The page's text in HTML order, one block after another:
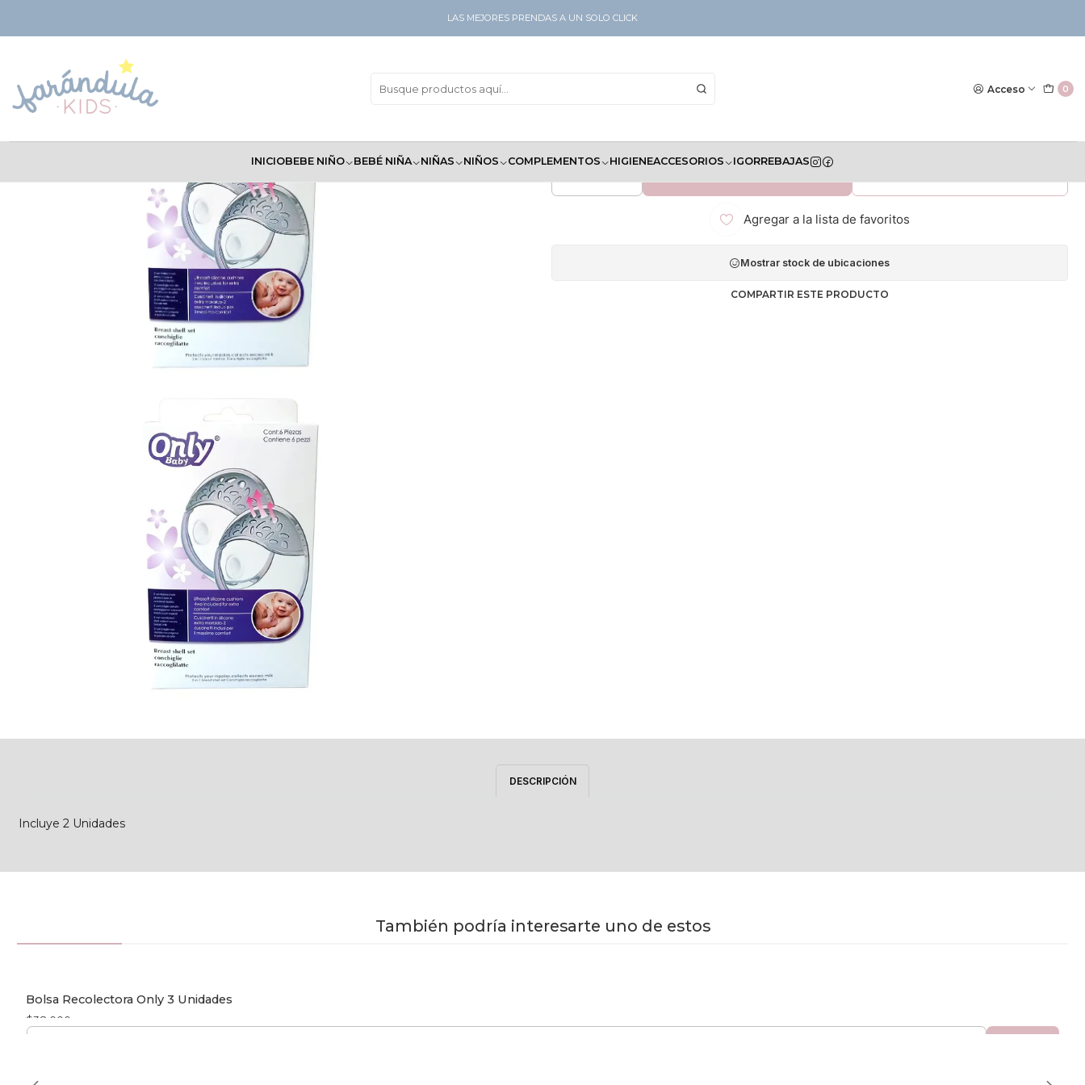
Acceso 0
INICIOBEBE NIÑO BEBÉ NIÑA NIÑAS NIÑOS COMPLEMENTOS HIGIENEACCESORIOS IGORREBAJAS
LAS MEJORES PRENDAS A UN SOLO CLICK
Conchas Recolectoras Only
Conchas Recolectoras Only
Cantidad
Agregar a la lista de favoritos
Mostrar stock de ubicaciones
COMPARTIR ESTE PRODUCTO
DESCRIPCIÓN
Incluye 2 Unidades
También podría interesarte uno de estos
Bolsa Recolectora Only 3 Unidades
$38.000